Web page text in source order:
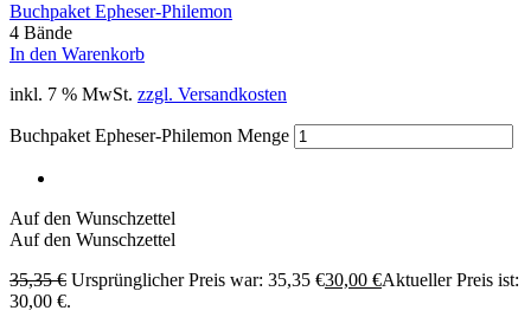
Buchpaket Epheser-Philemon
4 Bände
In den Warenkorb
inkl. 7 % MwSt. zzgl. Versandkosten
Buchpaket Epheser-Philemon Menge
Auf den Wunschzettel
Auf den Wunschzettel
35,35€ Ursprünglicher Preis war: 35,35 €30,00 €Aktueller Preis ist:
30,00 €.